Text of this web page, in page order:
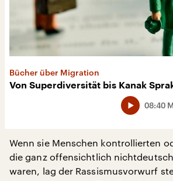
Bücher über Migration
Von Superdiversität bis Kanak
08:40
Wenn sie Menschen kontrollierten
die ganz offensichtlich
waren, lag der Rassismusvorwurf